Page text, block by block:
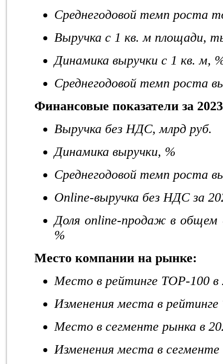
Среднегодовой темп роста
Выручка с 1 кв. м площади,
Динамика выручки с 1 кв. м,
Среднегодовой темп роста
Финансовые показатели за 202
Выручка без НДС, млрд руб.
Динамика выручки, %
Среднегодовой темп роста
Online-выручка без НДС за
Доляonline-продаж в общем
%
Место компании на рынке:
Место в рейтинге TOP-100 в
Изменения места в рейтинге
Место в сегменте рынка в
Изменения места в сегменте